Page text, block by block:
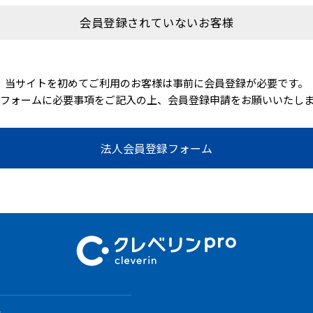
会員登録されていないお客様
当サイトを初めてご利用のお客様は事前に会員登録が必要です。
ォームに必要事項をご記入の上、会員登録申請をお願いいたし
法人会員登録フォーム